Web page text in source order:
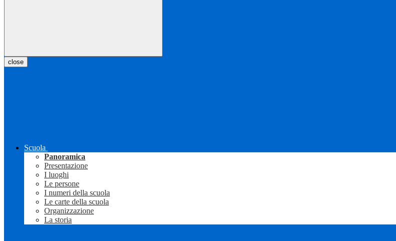
close
Scuola
Panoramica
Presentazione
I luoghi
Le persone
I numeri della scuola
Le carte della scuola
Organizzazione
La storia